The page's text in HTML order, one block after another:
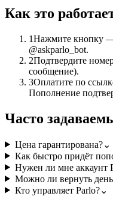
Как это
1Нажмите кнопку —
@askparlo_bot.
2Подтвердите
сообщение).
3Оплатите по
Пополнение
Часто
Цена гарантирована?⌄
Как быстро придёт
Нужен ли мне аккаунт
Можно ли вернуть
Кто управляет Parlo?⌄